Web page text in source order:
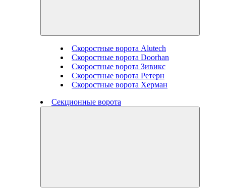
Скоростные ворота Alutech
Скоростные ворота Doorhan
Скоростные ворота Зивикс
Скоростные ворота Ретерн
Скоростные ворота Херман
Секционные ворота